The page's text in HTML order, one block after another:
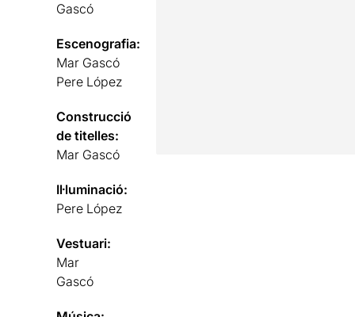
Gascó
Escenografia:
Mar Gascó
Pere López
Construcció
de titelles:
Mar Gascó
Il·luminació:
Pere López
Vestuari:
Mar
Gascó